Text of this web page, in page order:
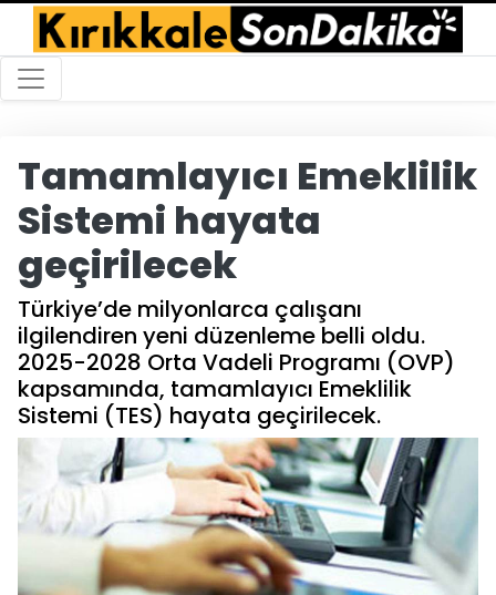
Tamamlayıcı Emeklilik
Sistemi hayata
geçirilecek
Türkiye’de milyonlarca çalışanı
ilgilendiren yeni düzenleme belli oldu.
2025-2028 Orta Vadeli Programı (OVP)
kapsamında, tamamlayıcı Emeklilik
Sistemi (TES) hayata geçirilecek.